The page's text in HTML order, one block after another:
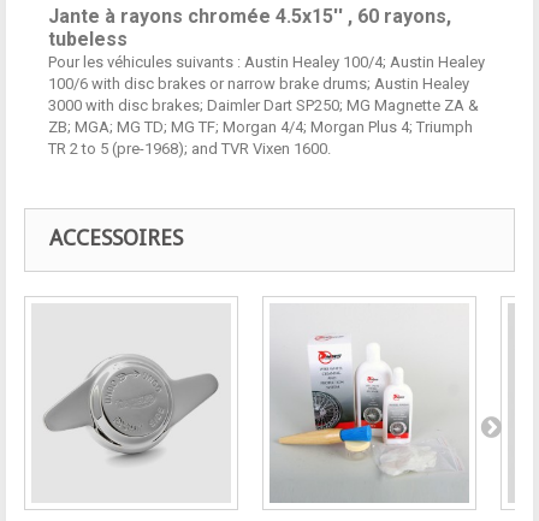
Jante à rayons chromée 4.5x15'' , 60 rayons,
tubeless
Pour les véhicules suivants : Austin Healey 100/4; Austin Healey
100/6 with disc brakes or narrow brake drums; Austin Healey
3000 with disc brakes; Daimler Dart SP250; MG Magnette ZA &
ZB; MGA; MG TD; MG TF; Morgan 4/4; Morgan Plus 4; Triumph
TR 2 to 5 (pre-1968); and TVR Vixen 1600.
ACCESSOIRES